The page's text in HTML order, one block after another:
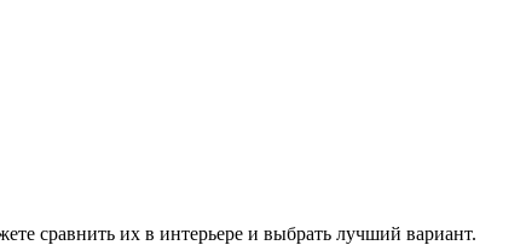
сравнить их в интерьере и выбрать лучший вариант.